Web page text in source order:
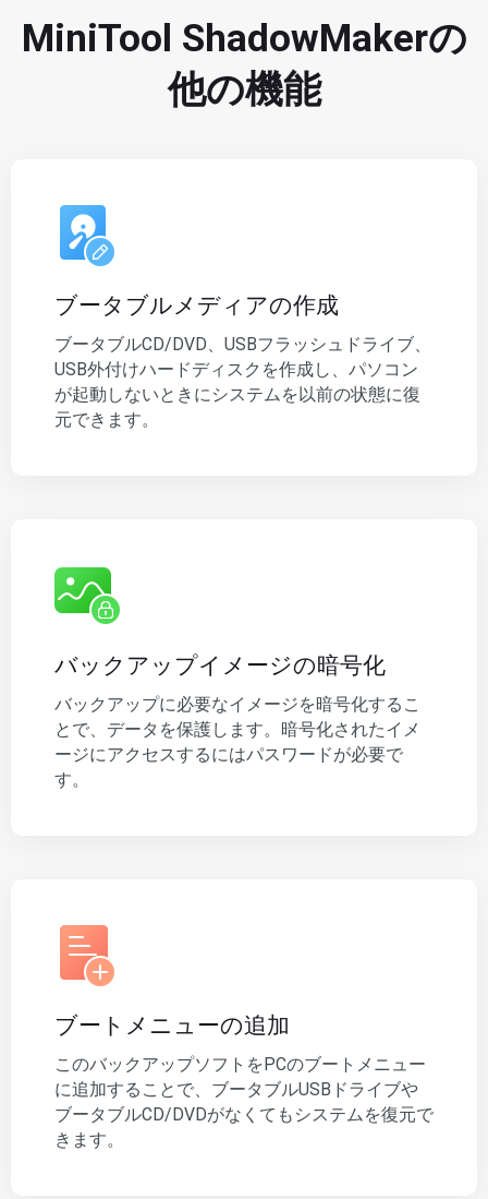
MiniTool ShadowMakerの
他の機能
ブータブルメディアの作成
ブータブルCD/DVD、USBフラッシュドライブ、
USB外付けハードディスクを作成し、パソコン
が起動しないときにシステムを以前の状態に復
元できます。
バックアップイメージの暗号化
バックアップに必要なイメージを暗号化するこ
とで、データを保護します。暗号化されたイメ
ージにアクセスするにはパスワードが必要で
す。
ブートメニューの追加
このバックアップソフトをPCのブートメニュー
に追加することで、ブータブルUSBドライブや
ブータブルCD/DVDがなくてもシステムを復元で
きます。